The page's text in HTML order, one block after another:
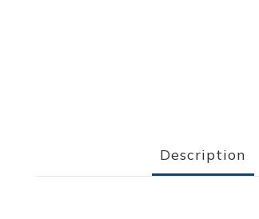
Description